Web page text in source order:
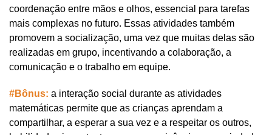
coordenação entre mãos e olhos, essencial para tarefas
mais complexas no futuro. Essas atividades também
promovem a socialização, uma vez que muitas delas são
realizadas em grupo, incentivando a colaboração, a
comunicação e o trabalho em equipe.
#Bônus: a interação social durante as atividades
matemáticas permite que as crianças aprendam a
compartilhar, a esperar a sua vez e a respeitar os outros,